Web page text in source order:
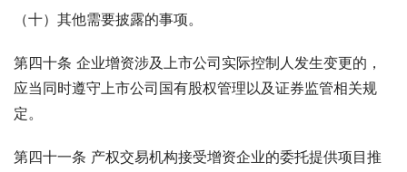
（十）其他需要披露的事项。
第四十条 企业增资涉及上市公司实际控制人发生变更的，
应当同时遵守上市公司国有股权管理以及证券监管相关规
定。
第四十一条 产权交易机构接受增资企业的委托提供项目推